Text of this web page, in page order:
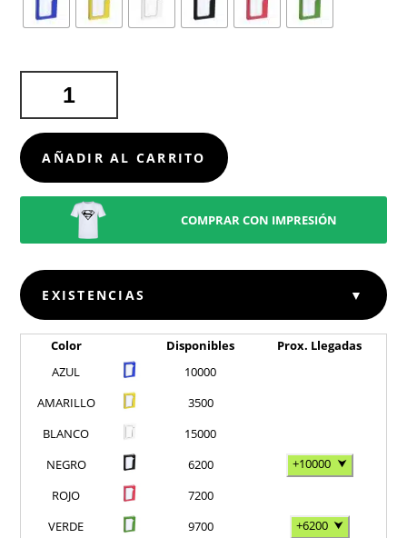
DOSAN
CANTIDAD
AÑADIR AL CARRITO
COMPRAR CON IMPRESIÓN
EXISTENCIAS ▼
Color Disponibles
Prox. Llegadas
AZUL
10000
AMARILLO
3500
BLANCO
15000
NEGRO
6200 +10000 ⮟
ROJO
7200
VERDE
9700 +6200 ⮟